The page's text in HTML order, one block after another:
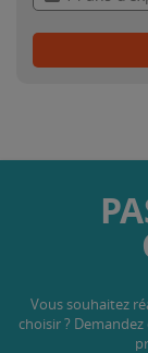
Vous souhaitez
choisir ?